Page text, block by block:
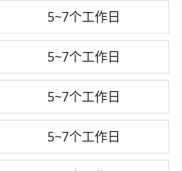
5~7个工作日
5~7个工作日
5~7个工作日
5~7个工作日